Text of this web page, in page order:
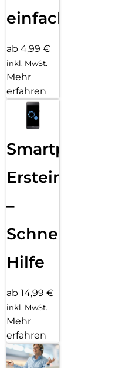
einfach
ab 4,99 €
inkl. MwSt.
Mehr
erfahren
Smartphone
Ersteinrichtung
–
Schnelle
Hilfe
ab 14,99 €
inkl. MwSt.
Mehr
erfahren